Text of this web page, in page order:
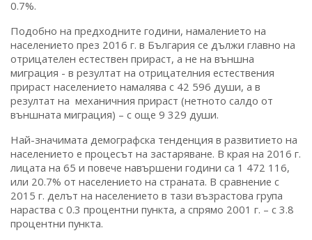
0.7%.
Подобно на предходните години, намалението на
населението през 2016 г. в България се дължи главно на
отрицателен естествен прираст, а не на външна
миграция - в резултат на отрицателния естествения
прираст населението намалява с 42 596 души, а в
резултат на механичния прираст (нетното салдо от
външната миграция) – с още 9 329 души.
Най-значимата демографска тенденция в развитието на
населението е процесът на застаряване. В края на 2016 г.
лицата на 65 и повече навършени години са 1 472 116,
или 20.7% от населението на страната. В сравнение с
2015 г. делът на населението в тази възрастова група
нараства с 0.3 процентни пункта, а спрямо 2001 г. – с 3.8
процентни пункта.